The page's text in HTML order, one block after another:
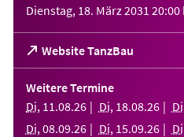
Dienstag, 18. März 2031 20:00
Website TanzBau
(Öffnet
in
einem
neuen
Tab)
Weitere Termine
Di, 11 .08.26 Di, 18.08.26 Di
Di, 08.09.26 Di, 15.09.26 Di